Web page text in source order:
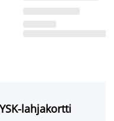
lahjakortti